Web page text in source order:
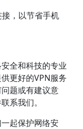
，以节省手机
全和科技的专业
更好的VPN服务
题或有建议意
系我们。
起保护网络安